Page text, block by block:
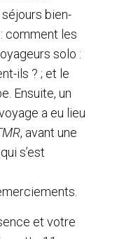
bien-
comment les
solo :
ils ? ; et le
Ensuite, un
a eu lieu
, avant une
s’est
et votre